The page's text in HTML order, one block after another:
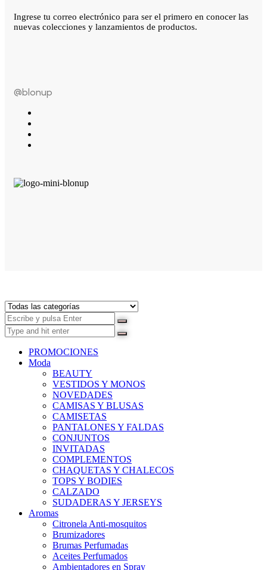
Ingrese tu correo electrónico para ser el primero en conocer las
nuevas colecciones y lanzamientos de productos.
@blonup
PROMOCIONES
Moda
BEAUTY
VESTIDOS Y MONOS
NOVEDADES
CAMISAS Y BLUSAS
CAMISETAS
PANTALONES Y FALDAS
CONJUNTOS
INVITADAS
COMPLEMENTOS
CHAQUETAS Y CHALECOS
TOPS Y BODIES
CALZADO
SUDADERAS Y JERSEYS
Aromas
Citronela Anti-mosquitos
Brumizadores
Brumas Perfumadas
Aceites Perfumados
Ambientadores en Spray